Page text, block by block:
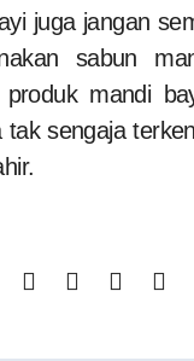
juga jangan
sabun
mandi
sengaja